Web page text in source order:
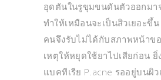
อุดตันในรูขุมขนดันตัวออกมา
ทำให้เหมือนจะเป็นสิวเยอะขึ้
คนจึงรับไม่ได้กับสภาพหน้าขอ
เหตุให้หยุดใช้ยาไปเสียก่อน
แบคทีเรีย P.acne รออยู่บนผิว